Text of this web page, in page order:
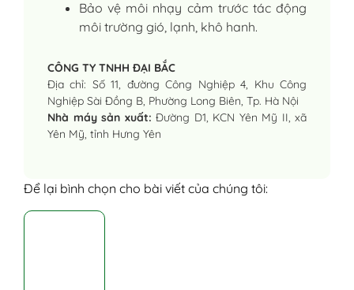
Bảo vệ môi nhạy cảm trước tác động
môi trường gió, lạnh, khô hanh.
CÔNG TY TNHH ĐẠI BẮC
Địa chỉ: Số 11, đường Công Nghiệp 4, Khu Công
Nghiệp Sài Đồng B, Phường Long Biên, Tp. Hà Nội
Nhà máy sản xuất: Đường D1, KCN Yên Mỹ II, xã
Yên Mỹ, tỉnh Hưng Yên
Để lại bình chọn cho bài viết của chúng tôi: